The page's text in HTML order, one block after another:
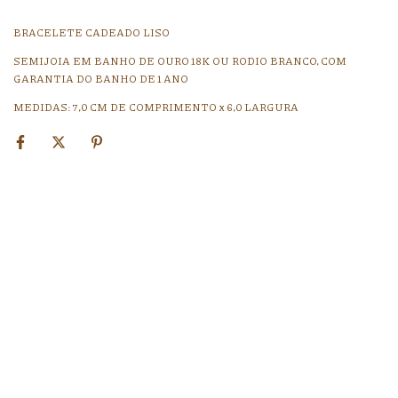
BRACELETE CADEADO LISO
SEMIJOIA EM BANHO DE OURO 18K OU RODIO BRANCO, COM
GARANTIA DO BANHO DE 1 ANO
MEDIDAS: 7,0 CM DE COMPRIMENTO x 6,0 LARGURA